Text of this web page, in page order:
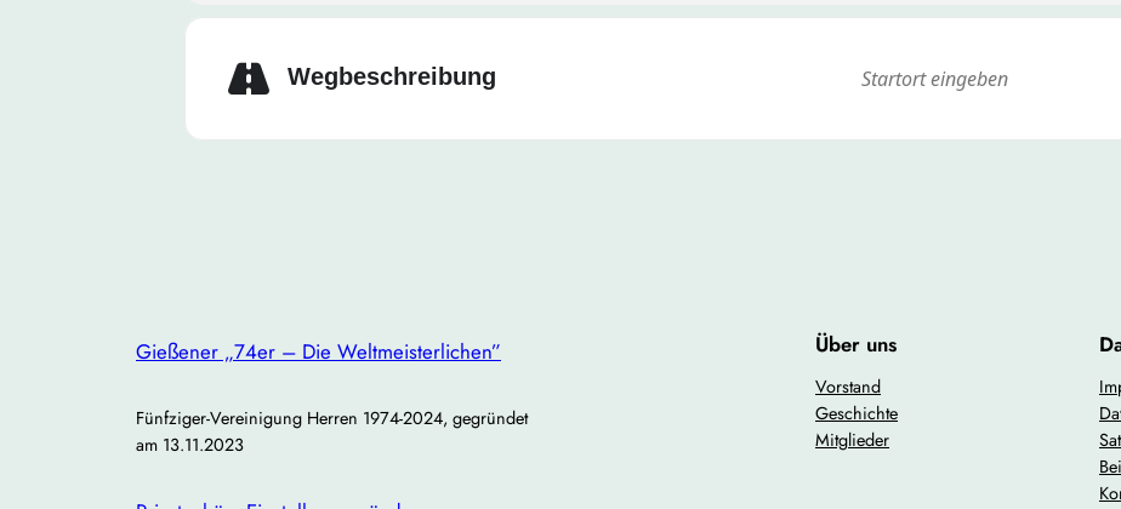
Hinweis:Auch Interessenten, die bisher noch nicht an unseren Treffen teilgenommen haben, sind
Wegbeschreibung
Gießener „74er – Die Weltmeisterlichen”
Fünfziger-Vereinigung Herren 1974-2024, gegründet
am 13.11.2023
Über uns
Vorstand
Geschichte
Mitglieder